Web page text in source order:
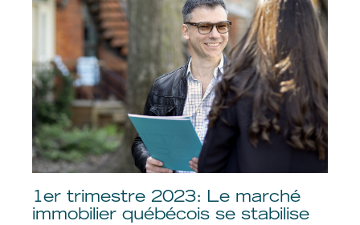
1er trimestre 2023: Le marché
immobilier québécois se stabilise